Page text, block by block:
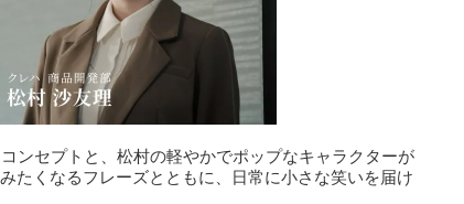
ンセプトと、松村の軽やかでポップなキャラクターが
たくなるフレーズとともに、日常に小さな笑いを届け